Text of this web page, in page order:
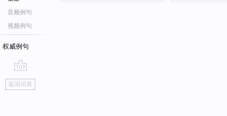
音频例句
视频例句
权威例句
go
top
返回词典